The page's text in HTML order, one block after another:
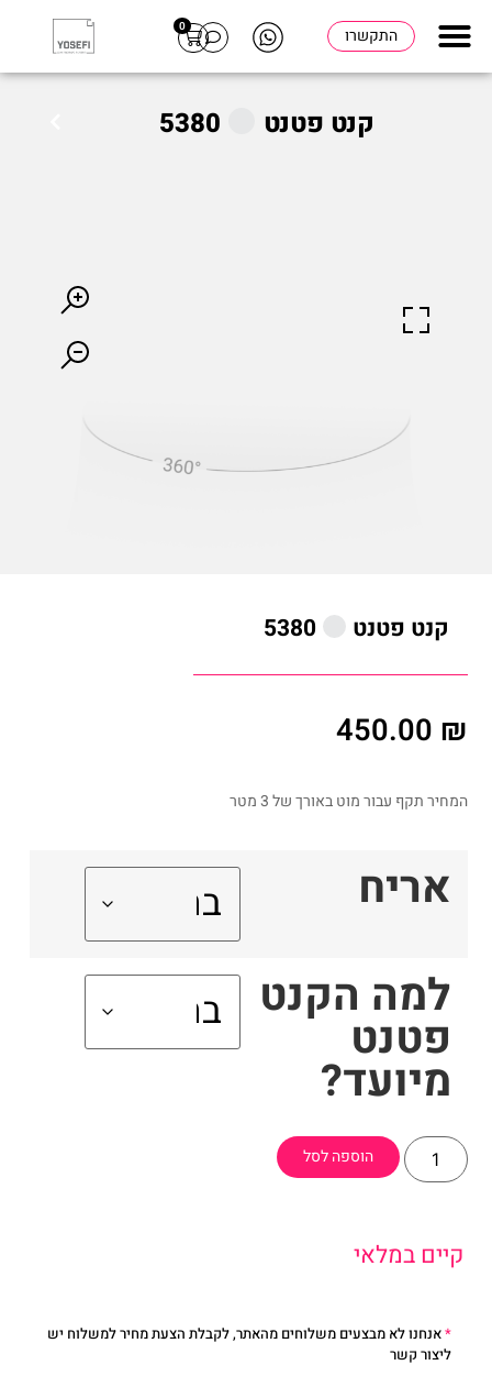
0 התקשרו
קנט פטנט
קנט פטנט
450.00 ₪
המחיר תקף עבור מוט באורך של 3 מטר
אריח
למה הקנט
פטנט
מיועד?
הוספה לסל
קיים במלאי
*אנחנו לא מבצעים משלוחים מהאתר, לקבלת הצעת מחיר למשלוח יש
ליצור קשר